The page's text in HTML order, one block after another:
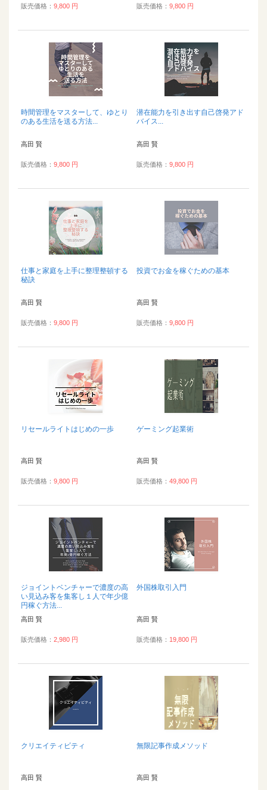
販売価格： 9,800 円 販売価格： 9,800 円
時間管理をマスターして、ゆとり
のある生活を送る方法...
高田 賢
販売価格： 9,800 円
潜在能力を引き出す自己啓発アド
バイス...
高田 賢
販売価格： 9,800 円
仕事と家庭を上手に整理整頓する
秘訣
高田 賢
販売価格： 9,800 円
投資でお金を稼ぐための基本
高田 賢
販売価格： 9,800 円
リセールライトはじめの一歩
高田 賢
販売価格： 9,800 円
ゲーミング起業術
高田 賢
販売価格： 49,800 円
ジョイントベンチャーで濃度の高
い見込み客を集客し１人で年少億
円稼ぐ方法...
高田 賢
販売価格： 2,980 円
外国株取引入門
高田 賢
販売価格： 19,800 円
クリエイティビティ
高田 賢
無限記事作成メソッド
高田 賢